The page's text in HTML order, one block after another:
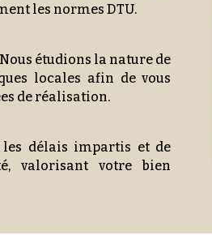
les normes DTU.
étudions la nature de
locales afin de vous
de réalisation.
les délais impartis et de
valorisant votre bien